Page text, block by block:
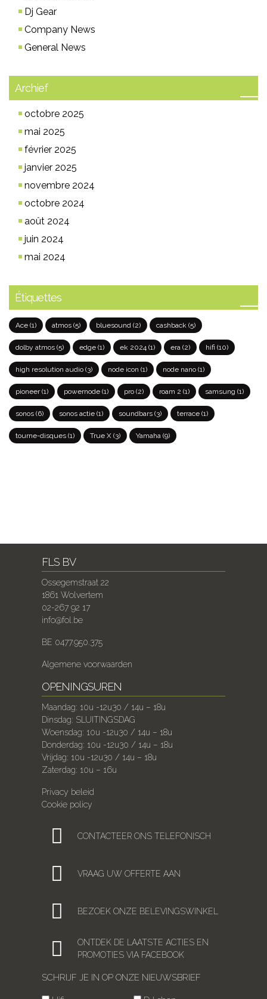
Dj Gear
Company News
General News
Archief
octobre 2025
mai 2025
février 2025
janvier 2025
novembre 2024
octobre 2024
août 2024
juin 2024
mai 2024
Étiquettes
Ace (1) atmos (5) bluesound (2) cashback (5)
dolby atmos (5) edge (1) ek 2024 (1) era (2) hifi (10)
high resolution audio (3) node icon (1) node nano (1)
pioneer(1) powernode (1) pro (2) roam 2 (1) samsung (1)
sonos (6) sonos actie (1) soundbars (3) terrace (1)
tourne-disques (1) True X (3) Yamaha (9)
FLS BV
Ossegemstraat 22
1861 Wolvertem
02-267 92 17
info@fol.be
BE 0477.950.375
Algemene voorwaarden
OPENINGSUREN
Maandag: 10u -12u30 / 14u – 18u
Dinsdag: SLUITINGSDAG
Woensdag: 10u -12u30 / 14u – 18u
Donderdag: 10u -12u30 / 14u – 18u
Vrijdag: 10u -12u30 / 14u – 18u
Zaterdag: 10u – 16u
Privacy beleid
Cookie policy
CONTACTEER ONS TELEFONISCH
VRAAG UW OFFERTE AAN
BEZOEK ONZE BELEVINGSWINKEL
ONTDEK DE LAATSTE ACTIES EN
PROMOTIES VIA FACEBOOK
SCHRIJF JE IN OP ONZE NIEUWSBRIEF